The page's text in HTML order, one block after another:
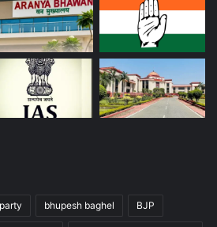
bhupesh baghel BJP